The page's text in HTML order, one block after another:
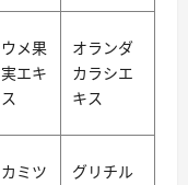
ウメ果
実エキ
ス
オランダ
カラシエ
キス
カミツ
グリチル